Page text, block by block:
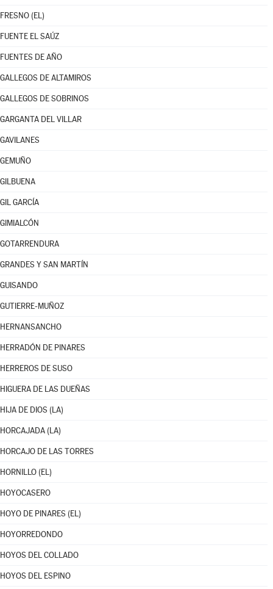
FRESNO (EL)
FUENTE EL SAÚZ
FUENTES DE AÑO
GALLEGOS DE ALTAMIROS
GALLEGOS DE SOBRINOS
GARGANTA DEL VILLAR
GAVILANES
GEMUÑO
GILBUENA
GIL GARCÍA
GIMIALCÓN
GOTARRENDURA
GRANDES Y SAN MARTÍN
GUISANDO
GUTIERRE-MUÑOZ
HERNANSANCHO
HERRADÓN DE PINARES
HERREROS DE SUSO
HIGUERA DE LAS DUEÑAS
HIJA DE DIOS (LA)
HORCAJADA (LA)
HORCAJO DE LAS TORRES
HORNILLO (EL)
HOYOCASERO
HOYO DE PINARES (EL)
HOYORREDONDO
HOYOS DEL COLLADO
HOYOS DEL ESPINO